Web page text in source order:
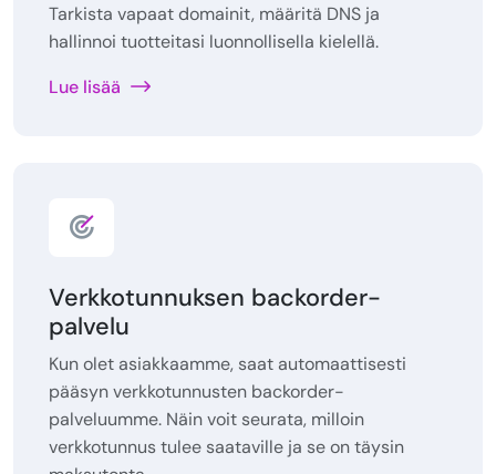
Tarkista vapaat domainit, määritä DNS ja
hallinnoi tuotteitasi luonnollisella kielellä.
Lue lisää
Verkkotunnuksen backorder-
palvelu
Kun olet asiakkaamme, saat automaattisesti
pääsyn verkkotunnusten backorder-
palveluumme. Näin voit seurata, milloin
verkkotunnus tulee saataville ja se on täysin